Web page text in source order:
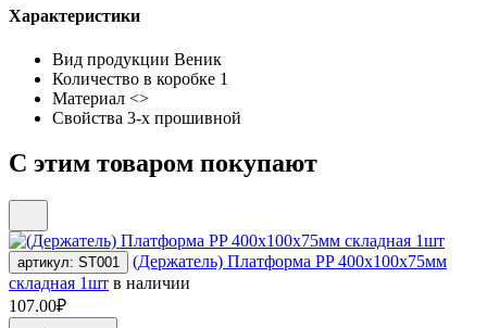
Характеристики
Вид продукции Веник
Количество в коробке 1
Материал <>
Свойства 3-х прошивной
С этим товаром покупают
артикул: ST001
(Держатель) Платформа PP 400х100х75мм
складная 1шт в наличии
107.00₽